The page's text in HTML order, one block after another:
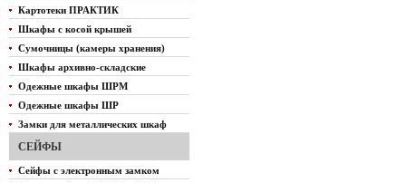
Картотеки ПРАКТИК
Шкафы с косой крышей
Сумочницы (камеры хранения)
Шкафы архивно-складские
Одежные шкафы ШРМ
Одежные шкафы ШР
Замки для металлических шкаф
СЕЙФЫ
Сейфы с электронным замком